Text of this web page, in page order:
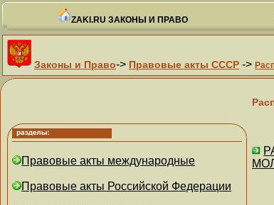
ZAKI.RU ЗАКОНЫ И ПРАВО
Законы и Право-> Правовые акты СССР ->
Правовые акты международные
Правовые акты Российской Федерации